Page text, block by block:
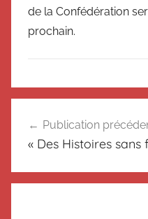
de la Confédération
prochain.
N
l
de
Publication
« Des Histoires sans